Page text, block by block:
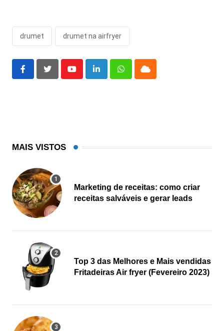
drumet drumet na airfryer
YoutubeLinkedInWhatsappCloud
MAIS VISTOS
Marketing de receitas: como criar
receitas salváveis e gerar leads
Top 3 das Melhores e Mais vendidas
Fritadeiras Air fryer (Fevereiro 2023)